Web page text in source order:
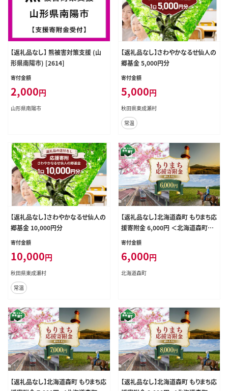
【返礼品なし】 熊被害対策支援 (山
形県南陽市) [2614]
寄付金額
2,000円
山形県南陽市
【返礼品なし】さわやかなるせ仙人の
郷基金 5,000円分
寄付金額
5,000円
秋田県東成瀬村
常温
【返礼品なし】さわやかなるせ仙人の
郷基金 10,000円分
寄付金額
10,000円
秋田県東成瀬村
常温
【返礼品なし】北海道森町 もりまち応
援寄附金 6,000円 ＜北海道森町＞
北海道 森町 mr1-0267
寄付金額
6,000円
北海道森町
【返礼品なし】北海道森町 もりまち応
【返礼品なし】北海道森町 もりまち応